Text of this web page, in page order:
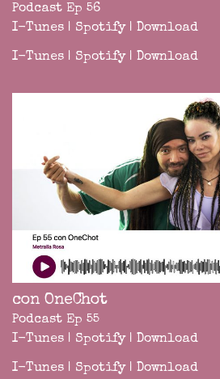
Podcast Ep 56
I-Tunes | Spotify| Download
I-Tunes | Spotify| Download
con OneChot
Podcast Ep 55
I-Tunes | Spotify| Download
I-Tunes | Spotify| Download